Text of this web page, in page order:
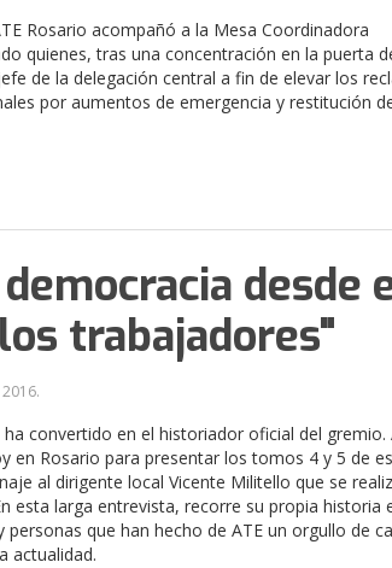
Rosario acompañó a la Mesa Coordinadora
quienes, tras una concentración en la puerta
de la delegación central a fin de elevar los
por aumentos de emergencia y restitución
desde
trabajadores"
.
convertido en el historiador oficial del gremio.
en Rosario para presentar los tomos 4 y 5 de
al dirigente local Vicente Militello que se
esta larga entrevista, recorre su propia historia
que han hecho de ATE un orgullo de
actualidad.